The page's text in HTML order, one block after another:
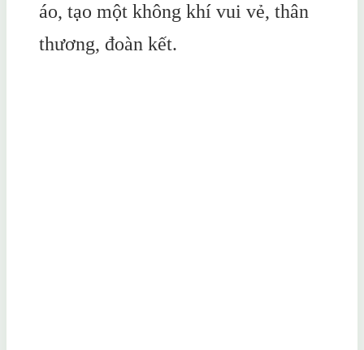
áo, tạo một không khí vui vẻ, thân
thương, đoàn kết.